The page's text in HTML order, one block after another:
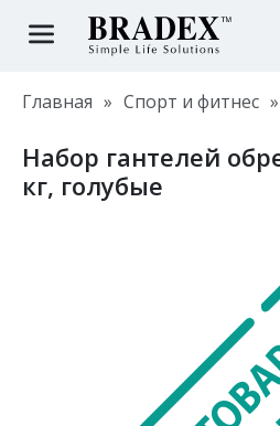
Главная » Спорт и фитнес »
Набор гантелей
кг, голубые